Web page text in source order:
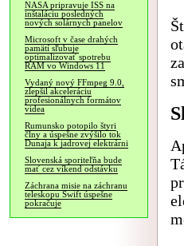
NASA pripravuje ISS na
inštaláciu posledných
nových solárnych panelov
Microsoft v čase drahých
pamätí sľubuje
optimalizovať spotrebu
RAM vo Windows 11
Vydaný nový FFmpeg 9.0,
zlepšil akceleráciu
profesionálnych formátov
videa
Rumunsko potopilo štyri
člny a úspešne zvýšilo tok
Dunaja k jadrovej elektrárni
Slovenská sporiteľňa bude
mať cez víkend odstávku
Záchrana misie na záchranu
teleskopu Swift úspešne
pokračuje